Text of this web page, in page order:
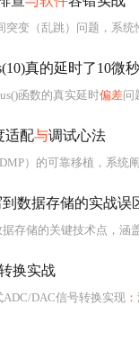
突变（乱跳）问题，系统
真的延时了10微
函数的真实延时偏差问题
适配与调试心法
）的可靠移植，系统
数据存储的实战误
存储的关键技术点，涵
换实战
ADC/DAC信号转换实现 ：